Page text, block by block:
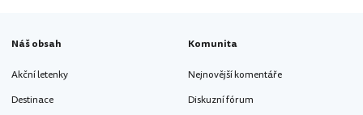
Náš obsah
Akční letenky
Destinace
Komunita
Nejnovější komentáře
Diskuzní fórum